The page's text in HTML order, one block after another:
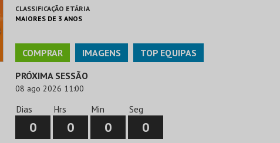
CLASSIFICAÇÃO ETÁRIA
MAIORES DE 3 ANOS
COMPRAR IMAGENS TOP EQUIPAS
PRÓXIMA SESSÃO
08 ago 2026 11:00
Dias
0
Hrs
0
Min
0
Seg
0